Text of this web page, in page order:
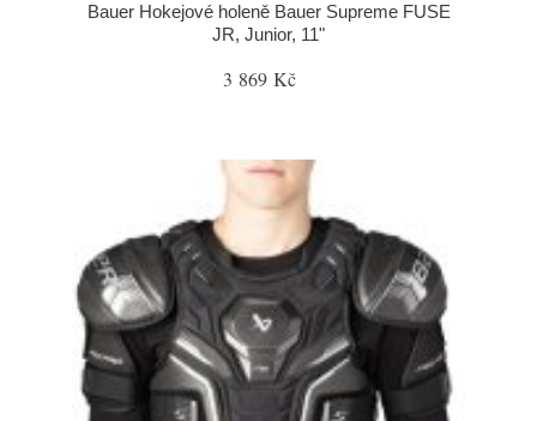
Bauer Hokejové holeně Bauer Supreme FUSE
JR, Junior, 11"
3 869 Kč